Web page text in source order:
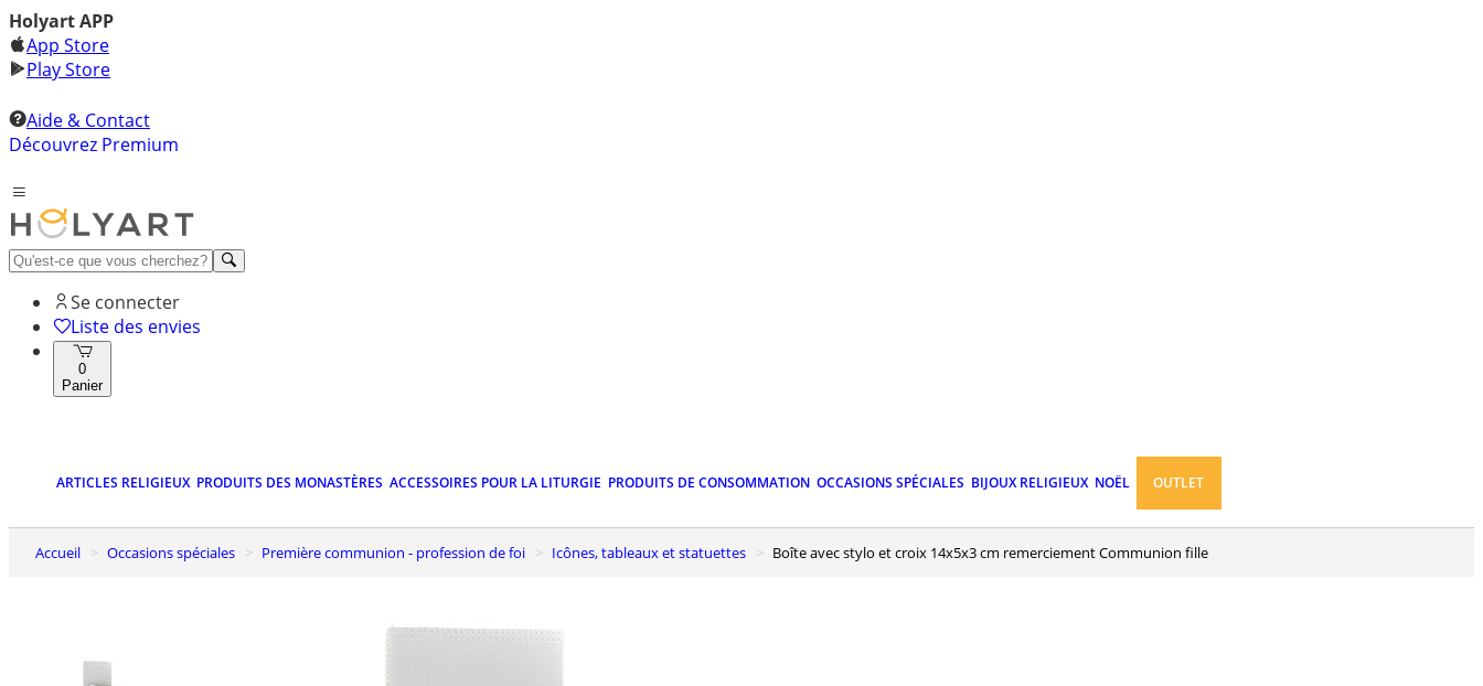
Holyart APP
App Store
Play Store
Aide & Contact
Découvrez Premium
Se connecter
Liste des envies
0
Panier
ARTICLES RELIGIEUX PRODUITS DES MONASTÈRES ACCESSOIRES POUR LA LITURGIE PRODUITS DE CONSOMMATION OCCASIONS SPÉCIALES BIJOUX RELIGIEUX NOËL OUTLET
Accueil Occasions spéciales Première communion - profession de foi Icônes, tableaux et statuettes Boîte avec stylo et croix 14x5x3 cm remerciement Communion fille